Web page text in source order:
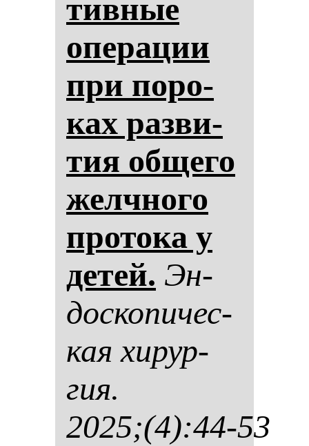
тив­ные
опе­ра­ции
при по­ро­
ках раз­ви­
тия об­ще­го
жел­чно­го
про­то­ка у
де­тей. Эн­
дос­ко­пи­чес­
кая хи­рур­
гия.
2025;(4):44-53